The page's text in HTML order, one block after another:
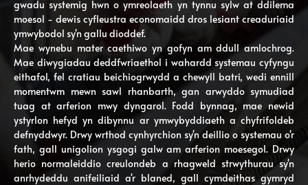
gwadu systemig hwn o ymreolaeth yn tynnu sylw at ddilema
moesol - dewis cyfleustra economaidd dros lesiant creaduriaid
ymwybodol sy'n gallu dioddef.
Mae wynebu mater caethiwo yn gofyn am ddull amlochrog.
Mae diwygiadau deddfwriaethol i wahardd systemau cyfyngu
eithafol, fel cratiau beichiogrwydd a chewyll batri, wedi ennill
momentwm mewn sawl rhanbarth, gan arwyddo symudiad
tuag at arferion mwy dyngarol. Fodd bynnag, mae newid
ystyrlon hefyd yn dibynnu ar ymwybyddiaeth a chyfrifoldeb
defnyddwyr. Drwy wrthod cynhyrchion sy'n deillio o systemau o'r
fath, gall unigolion ysgogi galw am arferion moesegol. Drwy
herio normaleiddio creulondeb a rhagweld strwythurau sy'n
anrhydeddu anifeiliaid a'r blaned, gall cymdeithas gymryd